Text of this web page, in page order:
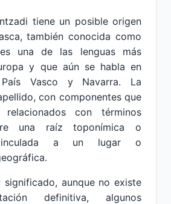
tiene un posible origen
también conocida como
una de las lenguas más
y que aún se habla en
Vasco y Navarra. La
con componentes que
con términos
una raíz toponímica o
a un lugar o
significado, aunque no existe
definitiva, algunos